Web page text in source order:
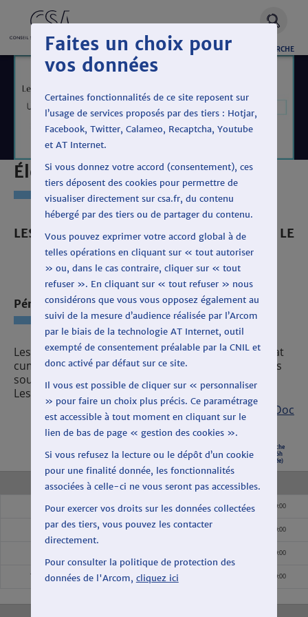
OUVRIR
RECHERCHE
Élection présidentielle 2022
LES TEMPS DE PAROLE ET D´ANTENNE DE LE
PEN MARINE
Période : Du 28 mars au 3 avril 2022
Les temps de parole affichés au profit d'un candidat
cumulent les temps de parole du candidat et de ses
soutiens transmis par les diffuseurs.
Les temps d'antenne incluent les temps de parole.
Export CSV
| Export Open Doc
6h-9h
9h-18h
(durée)
18h-24h
Tranche
0h-6h
(durée)
Candidat 00:00:00 00:00:00 00:00:45 00:00:00
Soutiens 00:00:00 00:00:00 00:00:00
00:00:00
Total temps d'antenne 00:00:00 00:00:00 00:00:00
Faites un choix pour
vos données
Certaines fonctionnalités de ce site reposent sur
l’usage de services proposés par des tiers : Hotjar,
Facebook, Twitter, Calameo, Recaptcha, Youtube
et AT Internet.
Si vous donnez votre accord (consentement), ces
tiers déposent des cookies pour permettre de
visualiser directement sur csa.fr, du contenu
hébergé par des tiers ou de partager du contenu.
Vous pouvez exprimer votre accord global à de
telles opérations en cliquant sur « tout autoriser
» ou, dans le cas contraire, cliquer sur « tout
refuser ». En cliquant sur « tout refuser » nous
considérons que vous vous opposez également au
suivi de la mesure d’audience réalisée par l’Arcom
par le biais de la technologie AT Internet, outil
exempté de consentement préalable par la CNIL et
donc activé par défaut sur ce site.
Il vous est possible de cliquer sur « personnaliser
» pour faire un choix plus précis. Ce paramétrage
est accessible à tout moment en cliquant sur le
lien de bas de page « gestion des cookies ».
Si vous refusez la lecture ou le dépôt d’un cookie
pour une finalité donnée, les fonctionnalités
associées à celle-ci ne vous seront pas accessibles.
Pour exercer vos droits sur les données collectées
par des tiers, vous pouvez les contacter
directement.
Pour consulter la politique de protection des
données de l'Arcom, cliquez ici